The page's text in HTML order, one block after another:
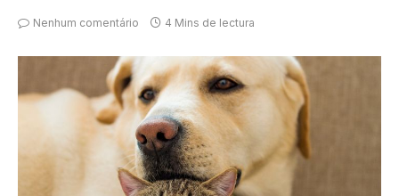
Nenhum comentário 4 Mins de lectura